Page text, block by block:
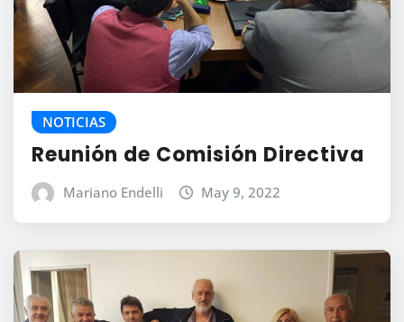
NOTICIAS
Reunión de Comisión Directiva
Mariano Endelli May 9, 2022